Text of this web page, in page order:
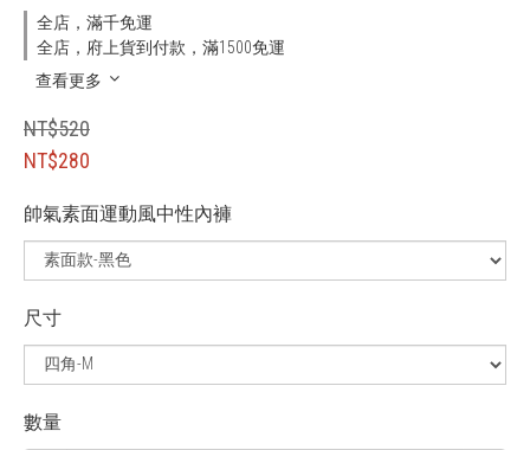
全店，滿千免運
全店，府上貨到付款，滿1500免運
查看更多
NT$520
NT$280
帥氣素面運動風中性內褲
尺寸
數量